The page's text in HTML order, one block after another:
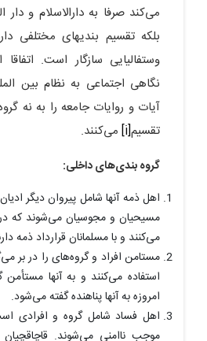
می‌کند صرفا به دارالاسلام و دار
بلکه تقسیم بندیهای مختلفی
وستفالیایی سازگار است.
نگاهی اجتماعی به نظام بین
آیات و روایات جامعه را به نه
تقسیم[i] می‌کنند.
گروه بندی‌های داخلی:
اهل ذمه آنها شامل پیروان دیگر
مسیحیان و مجوسیان می‌شوند که
می‌کنند و با مسلمانان قرارداد ذمه
مستامن افراد و گروه‌های را در بر
استفاده می‌کنند و به آنها
امروزه به آنها پناهنده گفته می‌شود.
اهل فساد شامل گروه و افرادی
موجب ناامنی می‌شوند.